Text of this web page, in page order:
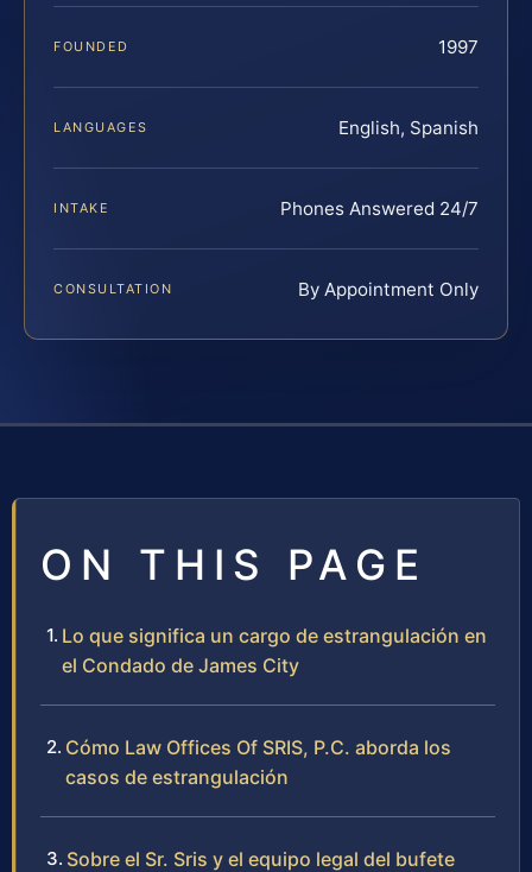
FOUNDED 1997
LANGUAGES English, Spanish
INTAKE Phones Answered 24/7
CONSULTATION By Appointment Only
ON THIS PAGE
Lo que significa un cargo de estrangulación en
el Condado de James City
Cómo Law Offices Of SRIS, P.C. aborda los
casos de estrangulación
Sobre el Sr. Sris y el equipo legal del bufete